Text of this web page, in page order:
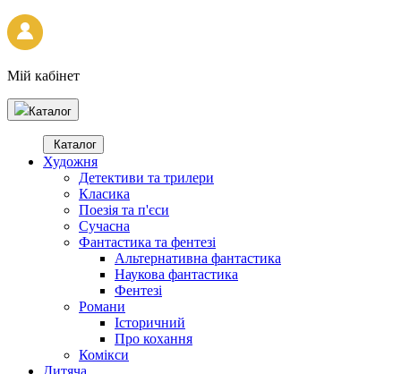
Мій кабінет
Каталог
Каталог
Художня
Детективи та трилери
Класика
Поезія та п'єси
Сучасна
Фантастика та фентезі
Альтернативна фантастика
Наукова фантастика
Фентезі
Романи
Історичний
Про кохання
Комікси
Дитяча